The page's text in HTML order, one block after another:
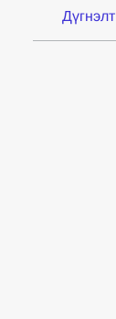
Дүгнэлт